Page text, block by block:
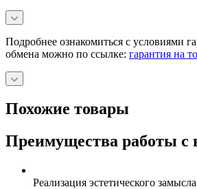
Подробнее ознакомиться с условиями
обмена можно по ссылке: гарантия на
Похожие товары
Преимущества работы с
Реализация эстетического замысла